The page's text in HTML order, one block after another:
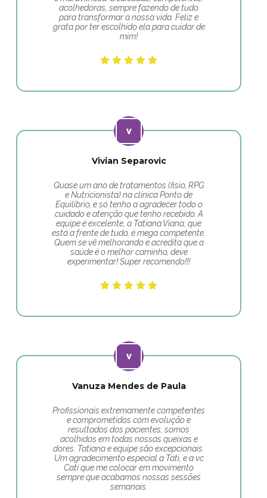
acolhedoras, sempre fazendo de tudo
para transformar a nossa vida. Feliz e
grata por ter escolhido ela para cuidar de
mim!
Vivian Separovic
Quase um ano de tratamentos (fisio, RPG
e Nutricionista) na clínica Ponto de
Equilíbrio, e só tenho a agradecer todo o
cuidado e atenção que tenho recebido. A
equipe é excelente, a Tatiana Viana, que
está a frente de tudo, é mega competente.
Quem se vê melhorando e acredita que a
saúde é o melhor caminho, deve
experimentar! Super recomendo!!!
Vanuza Mendes de Paula
Profissionais extremamente competentes
e comprometidos com evolução e
resultados dos pacientes, somos
acolhidos em todas nossas queixas e
dores. Tatiana e equipe são excepcionais.
Um agradecimento especial a Tati, e a vc
Cati que me colocar em movimento
sempre que acabamos nossas sessões
semanais.